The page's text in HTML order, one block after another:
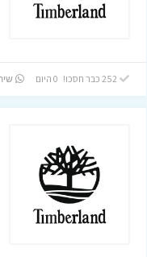
252 כבר חסכו! 0 היום